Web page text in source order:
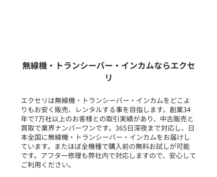
フリーワード入力(製品名等)
選択条件をリセット
無線機・トランシーバー・インカムならエクセ
リ
エクセリは無線機・トランシーバー・インカムをどこよ
りもお安く販売、レンタルする事を目指します。創業34
年で7万社以上のお客様との取引実績があり、中古販売と
買取で業界ナンバーワンです。365日深夜まで対応し、日
本全国に無線機・トランシーバー・インカムをお届けし
ています。またほぼ全機種で購入前の無料お試しが可能
です。アフター修理も弊社内で対応しますので、安心して
ご利用ください。